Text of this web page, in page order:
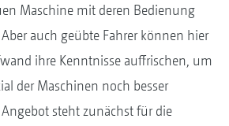
Maschine mit deren Bedienung
auch geübte Fahrer können hier
ihre Kenntnisse auffrischen, um
der Maschinen noch besser
steht zunächst für die